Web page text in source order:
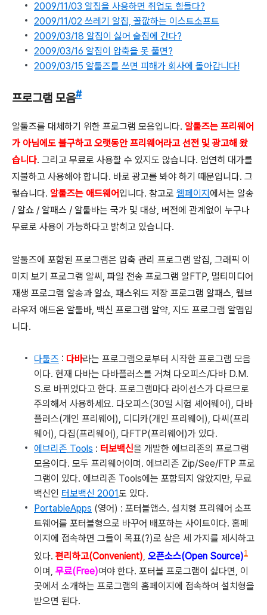
2009/11/03 알집을 사용하면 취업도 힘들다?
2009/11/02 쓰레기 알집, 꼴깞하는 이스트소프트
2009/03/18 알집이 싫어 술집에 간다?
2009/03/16 알집이 압축을 못 풀면?
2009/03/15 알툴즈를 쓰면 피해가 회사에 돌아갑니다!
프로그램 모음#
알툴즈를 대체하기 위한 프로그램 모음입니다. 알툴즈는 프리웨어
가 아님에도 불구하고 오랫동안 프리웨어라고 선전 및 광고해 왔
습니다. 그리고 무료로 사용할 수 있지도 않습니다. 엄연히 대가를
지불하고 사용해야 합니다. 바로 광고를 봐야 하기 때문입니다. 그
렇습니다. 알툴즈는 애드웨어 입니다. 참고로 웹페이지에서는 알송
/ 알쇼 / 알패스 / 알툴바는 국가 및 대상, 버전에 관계없이 누구나
무료로 사용이 가능하다고 밝히고 있습니다.
알툴즈에 포함된 프로그램은 압축 관리 프로그램 알집, 그래픽 이
미지 보기 프로그램 알씨, 파일 전송 프로그램 알FTP, 멀티미디어
재생 프로그램 알송과 알쇼, 패스워드 저장 프로그램 알패스, 웹브
라우저 애드온 알툴바, 백신 프로그램 알약, 지도 프로그램 알맵입
니다.
다툴즈 : 다바라는 프로그램으로부터 시작한 프로그램 모음
이다. 현재 다바는 다바플러스를 거쳐 다오피스/다바 D.M.
S.로 바뀌었다고 한다. 프로그램마다 라이선스가 다르므로
주의해서 사용하세요. 다오피스(30일 시험 셰어웨어), 다바
플러스(개인 프리웨어), 디디카(개인 프리웨어), 다씨(프리
웨어), 다집(프리웨어), 다FTP(프리웨어)가 있다.
에브리존 Tools : 터보백신을 개발한 에브리존의 프로그램
모음이다. 모두 프리웨어이며. 에브리존 Zip/See/FTP 프로
그램이 있다. 에브리존 Tools에는 포함되지 않았지만, 무료
백신인 터보백신 2001도 있다.
PortableApps (영어) : 포터블앱스. 설치형 프리웨어 소프
트웨어를 포터블형으로 바꾸어 배포하는 사이트이다. 홈페
이지에 접속하면 그들이 목표(?)로 삼은 세 가지를 제시하고
있다. 편리하고(Convenient), 오픈소스(Open Source)1
이며, 무료(Free)여야 한다. 포터블 프로그램이 싫다면, 이
곳에서 소개하는 프로그램의 홈페이지에 접속하여 설치형을
받으면 된다.